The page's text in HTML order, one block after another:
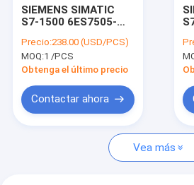
Solicitar una cotización
¡El logotipo de Siemens!
Se trata de un sistema de control
SIEMENS SIMATIC
S7-1500 6ES7505-
6ES75050KA000AB0
Precio:238.00 (USD/PCS)
MOQ:1 /PCS
Obtenga el último precio
Contactar ahora
Vea más